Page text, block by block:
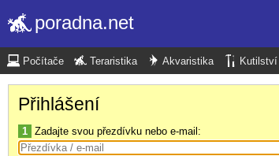
poradna.net
Počítače Teraristika Akvaristika Kutilství
Přihlášení
1 Zadajte svou přezdívku nebo e-mail: